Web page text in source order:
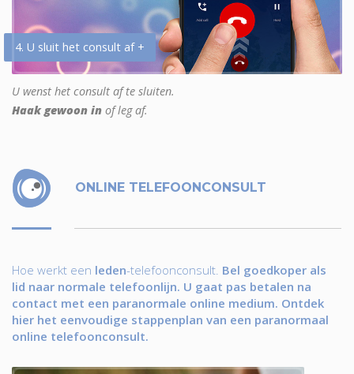
4. U sluit het consult af +
U wenst het consult af te sluiten.
Haak gewoon in of leg af.
ONLINE TELEFOONCONSULT
Hoe werkt een leden-telefoonconsult. Bel goedkoper als
lid naar normale telefoonlijn. U gaat pas betalen na
contact met een paranormale online medium. Ontdek
hier het eenvoudige stappenplan van een paranormaal
online telefoonconsult.